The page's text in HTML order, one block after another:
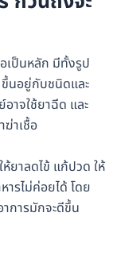
เป็นหลัก มีทั้งรูป
ขึ้นอยู่กับชนิดและ
าจใช้ยาฉีด และ
าเชื้อ
ยาลดไข้ แก้ปวด ให้
รไม่ค่อยได้ โดย
การมักจะดีขึ้น